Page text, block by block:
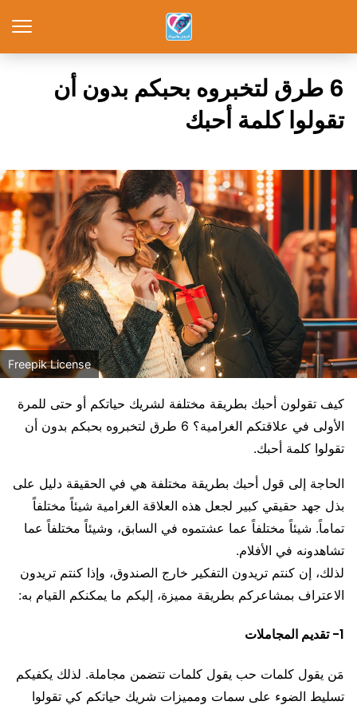
6 طرق لتخبروه بحبكم بدون أن
تقولوا كلمة أحبك
Freepik License
كيف تقولون أحبك بطريقة مختلفة لشريك حياتكم أو حتى للمرة
الأولى في علاقتكم الغرامية؟ 6 طرق لتخبروه بحبكم بدون أن
تقولوا كلمة أحبك.
الحاجة إلى قول أحبك بطريقة مختلفة هي في الحقيقة دليل على
بذل جهد حقيقي كبير لجعل هذه العلاقة الغرامية شيئاً مختلفاً
تماماً. شيئاً مختلفاً عما عشتموه في السابق، وشيئاً مختلفاً عما
تشاهدونه في الأفلام.
لذلك، إن كنتم تريدون التفكير خارج الصندوق، وإذا كنتم تريدون
الاعتراف بمشاعركم بطريقة مميزة، إليكم ما يمكنكم القيام به:
1- تقديم المجاملات
مَن يقول كلمات حب يقول كلمات تتضمن مجاملة. لذلك يكفيكم
تسليط الضوء على سمات ومميزات شريك حياتكم كي تقولوا